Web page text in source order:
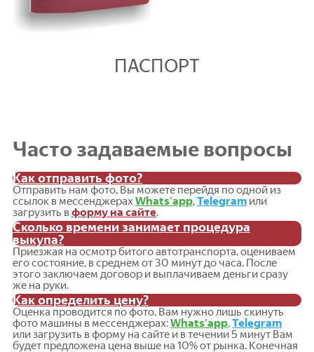
ПАСПОРТ
Часто задаваемые вопросы
Как отправить фото?
Отправить нам фото, Вы можете перейдя по одной из
ссылок в мессенджерахWhats'app,Telegram или
загрузить вформу на сайте.
Сколько времени занимает процедура
выкупа?
Приезжая на осмотр битого автотранспорта, оцениваем
его состояние, в среднем от 30 минут до часа. После
этого заключаем договор и выплачиваем деньги сразу
же на руки.
Как определить цену?
Оценка проводится по фото, Вам нужно лишь скинуть
фото машины в мессенджерах:Whats'app,Telegram
или загрузить в форму на сайте и в течении 5 минут Вам
будет предложена цена выше на 10% от рынка. Конечная